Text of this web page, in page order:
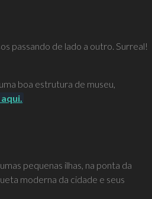
passando de lado a outro. Surreal!
boa estrutura de museu,
pequenas ilhas, na ponta da
moderna da cidade e seus